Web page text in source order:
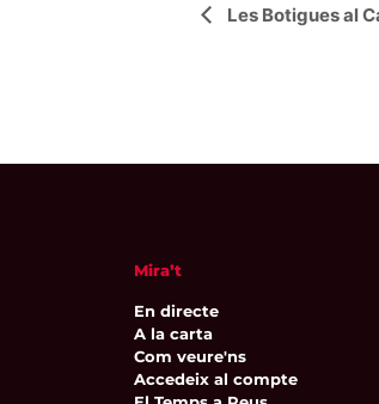
Navegació
Les Botigues al
Mira’t
En directe
A la carta
Com veure'ns
Accedeix al compte